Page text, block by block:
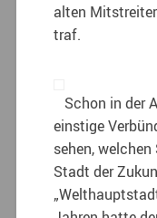
alten
traf.
Schon in der
einstige
sehen,
Stadt der